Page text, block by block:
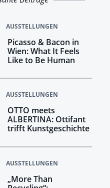
AUSSTELLUNGEN
Picasso & Bacon in
Wien: What It Feels
Like to Be Human
AUSSTELLUNGEN
OTTO meets
ALBERTINA: Ottifant
trifft Kunstgeschichte
AUSSTELLUNGEN
„More Than